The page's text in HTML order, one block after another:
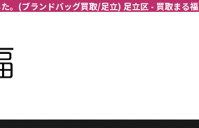
。(ブランドバッグ買取/足立) 足立区 - 買取まる福